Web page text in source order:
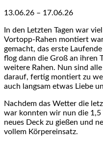
13.06.26 – 17.06.26
In den Letzten Tagen war
Vortopp-Rahen montiert
gemacht, das erste
flog dann die Groß an ihren
weitere Rahen. Nun sind
darauf, fertig montiert zu
auch langsam etwas Liebe
Nachdem das Wetter die
war konnten wir nun die 1,5
neues Deck zu gießen und
vollem Körpereinsatz.